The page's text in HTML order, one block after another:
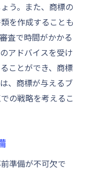
う。また、商標の
を作成することも
査で時間がかかる
アドバイスを受け
ことができ、商標
、商標が与えるブ
の戦略を考えるこ
準備が不可欠で